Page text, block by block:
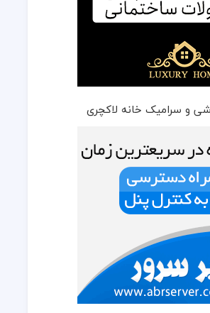
و سرامیک خانه لاکچری